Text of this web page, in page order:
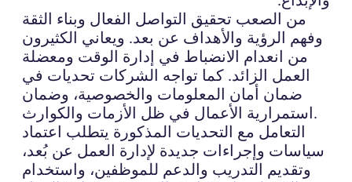
من الصعب تحقيق التواصل الفعال وبناء الثقة
وفهم الرؤية والأهداف عن بعد. ويعاني الكثيرون
من انعدام الانضباط في إدارة الوقت ومعضلة
العمل الزائد. كما تواجه الشركات تحديات في
ضمان أمان المعلومات والخصوصية، وضمان
استمرارية الأعمال في ظل الأزمات والكوارث.
التعامل مع التحديات المذكورة يتطلب اعتماد
سياسات وإجراءات جديدة لإدارة العمل عن بُعد،
وتقديم التدريب والدعم للموظفين، واستخدام